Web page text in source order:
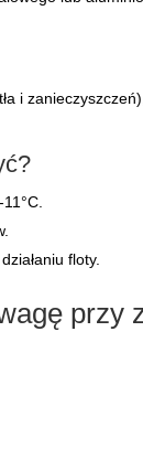
i
floty.
przy